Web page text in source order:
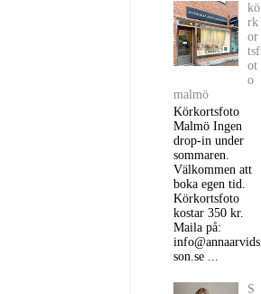
kö
rk
or
tsf
ot
o
malmö
Körkortsfoto
Malmö Ingen
drop-in under
sommaren.
Välkommen att
boka egen tid.
Körkortsfoto
kostar 350 kr.
Maila på:
info@annaarvids
son.se ...
S